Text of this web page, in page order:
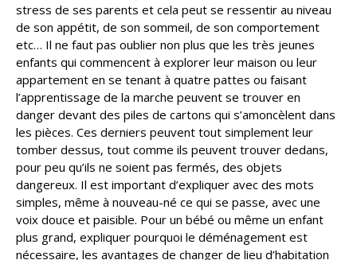
stress de ses parents et cela peut se ressentir au niveau
de son appétit, de son sommeil, de son comportement
etc… Il ne faut pas oublier non plus que les très jeunes
enfants qui commencent à explorer leur maison ou leur
appartement en se tenant à quatre pattes ou faisant
l’apprentissage de la marche peuvent se trouver en
danger devant des piles de cartons qui s’amoncèlent dans
les pièces. Ces derniers peuvent tout simplement leur
tomber dessus, tout comme ils peuvent trouver dedans,
pour peu qu’ils ne soient pas fermés, des objets
dangereux. Il est important d’expliquer avec des mots
simples, même à nouveau-né ce qui se passe, avec une
voix douce et paisible. Pour un bébé ou même un enfant
plus grand, expliquer pourquoi le déménagement est
nécessaire, les avantages de changer de lieu d’habitation